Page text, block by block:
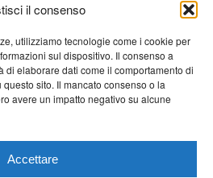
il consenso
utilizziamo tecnologie come i cookie per
sul dispositivo. Il consenso a
di elaborare dati come il comportamento di
sito. Il mancato consenso o la
avere un impatto negativo su alcune
Accettare